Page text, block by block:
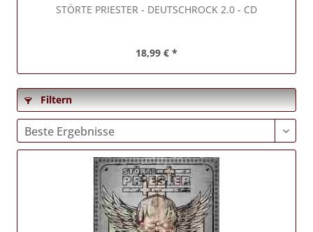
STÖRTE PRIESTER - DEUTSCHROCK 2.0 - CD
18,99 € *
Filtern